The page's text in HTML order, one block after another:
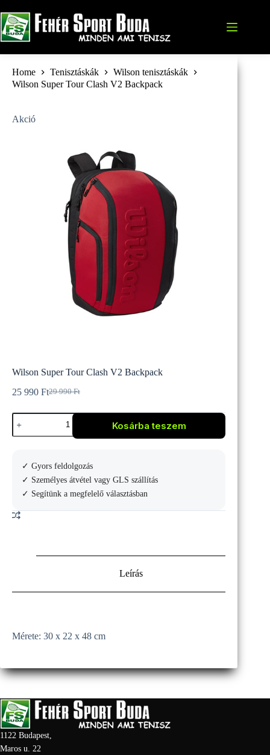
to
content
Home Tenisztáskák
Wilson tenisztáskák
Wilson Super Tour Clash V2 Backpack
Akció
Wilson Super Tour Clash V2 Backpack
29 990Ft
Original
990 Ft.
25 990 FtCurrent
990 Ft.
Wilson
Super
Tour
Backpack
mennyiség
Kosárba teszem
✓ Gyors feldolgozás
✓ Személyes átvétel vagy GLS szállítás
✓ Segítünk a megfelelő választásban
Leírás
Mérete: 30 x 22 x 48 cm
1122 Budapest,
Maros u. 22